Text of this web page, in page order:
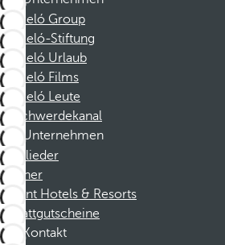
Barceló Group
Barceló-Stiftung
Barceló Urlaub
Barceló Films
Barceló Leute
Beschwerdekanal
Unternehmen
Mitglieder
Partner
Dorint Hotels & Resorts
Rabattgutscheine
Kontakt